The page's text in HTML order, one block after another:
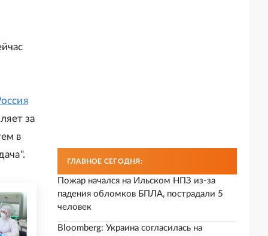
за
в
ГЛАВНОЕ СЕГОДНЯ:
Пожар начался на Ильском НПЗ из-за
падения обломков БПЛА, пострадали 5
человек
Bloomberg: Украина согласилась на